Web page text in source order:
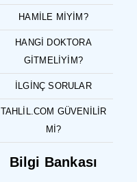
HAMILE MIYIM?
HANGI DOKTORA
GITMELIYIM?
İLGINÇ SORULAR
TAHLIL.COM GÜVENILIR
MI?
Bilgi Bankası